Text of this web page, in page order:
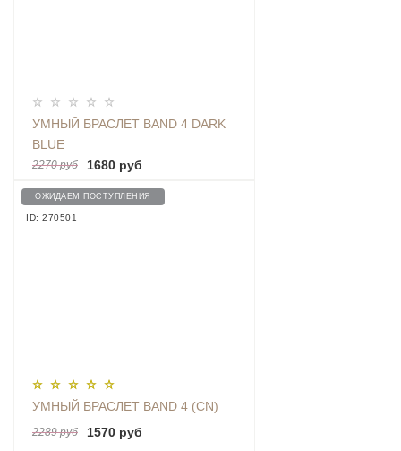
УМНЫЙ БРАСЛЕТ BAND 4 DARK
BLUE
2270 руб 1680 руб
ОЖИДАЕМ ПОСТУПЛЕНИЯ
ID: 270501
УМНЫЙ БРАСЛЕТ BAND 4 (CN)
2289 руб 1570 руб